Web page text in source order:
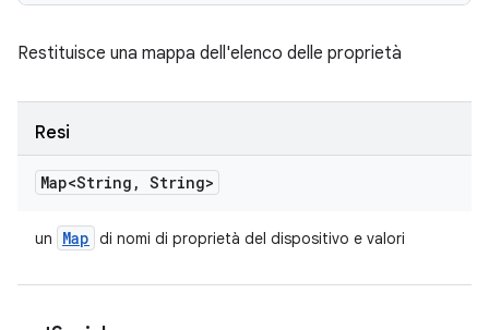
Restituisce una mappa dell'elenco delle proprietà
Resi
Map<String , String>
un Map di nomi di proprietà del dispositivo e valori